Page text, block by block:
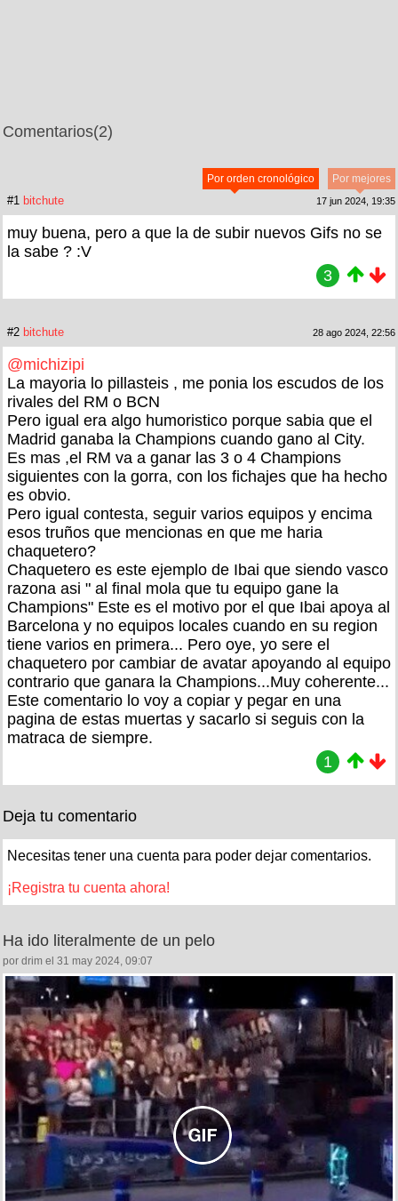
Comentarios(2)
Por mejores
Por orden cronológico
#1 bitchute 17 jun 2024, 19:35
muy buena, pero a que la de subir nuevos Gifs no se
la sabe ? :V
3
#2 bitchute 28 ago 2024, 22:56
@michizipi
La mayoria lo pillasteis , me ponia los escudos de los
rivales del RM o BCN
Pero igual era algo humoristico porque sabia que el
Madrid ganaba la Champions cuando gano al City.
Es mas ,el RM va a ganar las 3 o 4 Champions
siguientes con la gorra, con los fichajes que ha hecho
es obvio.
Pero igual contesta, seguir varios equipos y encima
esos truños que mencionas en que me haria
chaquetero?
Chaquetero es este ejemplo de Ibai que siendo vasco
razona asi " al final mola que tu equipo gane la
Champions" Este es el motivo por el que Ibai apoya al
Barcelona y no equipos locales cuando en su region
tiene varios en primera... Pero oye, yo sere el
chaquetero por cambiar de avatar apoyando al equipo
contrario que ganara la Champions...Muy coherente...
Este comentario lo voy a copiar y pegar en una
pagina de estas muertas y sacarlo si seguis con la
matraca de siempre.
1
Deja tu comentario
Necesitas tener una cuenta para poder dejar comentarios.
¡Registra tu cuenta ahora!
Ha ido literalmente de un pelo
por drim el 31 may 2024, 09:07